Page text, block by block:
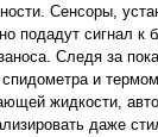
Сенсоры,
подадут сигнал к
Следя за
спидометра и
жидкости,
даже